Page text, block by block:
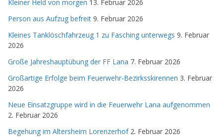
Kleiner Held von morgen 13. Februar 2026
Person aus Aufzug befreit 9. Februar 2026
Kleines Tanklöschfahrzeug 1 zu Fasching unterwegs 9. Februar
2026
Große Jahreshauptübung der FF Lana 7. Februar 2026
Großartige Erfolge beim Feuerwehr-Bezirksskirennen 3. Februar
2026
Neue Einsatzgruppe wird in die Feuerwehr Lana aufgenommen
2. Februar 2026
Begehung im Altersheim Lorenzerhof 2. Februar 2026